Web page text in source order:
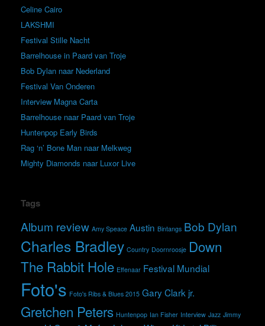
Celine Cairo
LAKSHMI
Festival Stille Nacht
Barrelhouse in Paard van Troje
Bob Dylan naar Nederland
Festival Van Onderen
Interview Magna Carta
Barrelhouse naar Paard van Troje
Huntenpop Early Birds
Rag ‘n’ Bone Man naar Melkweg
Mighty Diamonds naar Luxor Live
Tags
Album review Amy Speace Austin Bintangs Bob Dylan
Charles Bradley Country Doornroosje Down
The Rabbit Hole Effenaar Festival Mundial
Foto's Foto's Ribs & Blues 2015 Gary Clark jr.
Gretchen Peters Huntenpop Ian Fisher Interview Jazz Jimmy